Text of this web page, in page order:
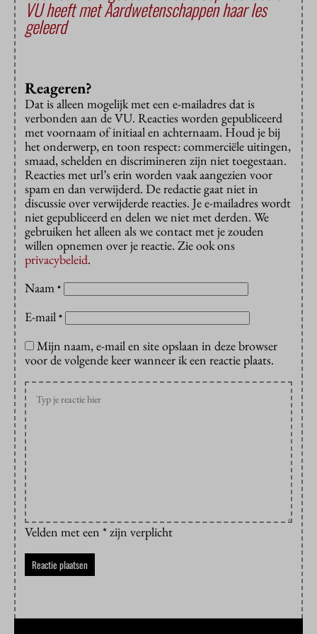
VU heeft met Aard­weten­schap­pen haar les
geleerd
Reageren?
Dat is alleen mogelijk met een e-mailadres dat is
verbonden aan de VU. Reacties worden gepubliceerd
met voornaam of initiaal en achternaam. Houd je bij
het onderwerp, en toon respect: commerciële uitingen,
smaad, schelden en discrimineren zijn niet toegestaan.
Reacties met url’s erin worden vaak aangezien voor
spam en dan verwijderd. De redactie gaat niet in
discussie over verwijderde reacties. Je e-mailadres wordt
niet gepubliceerd en delen we niet met derden. We
gebruiken het alleen als we contact met je zouden
willen opnemen over je reactie. Zie ook ons
privacybeleid.
Naam *
E-mail *
Mijn naam, e-mail en site opslaan in deze browser
voor de volgende keer wanneer ik een reactie plaats.
Velden met een * zijn verplicht